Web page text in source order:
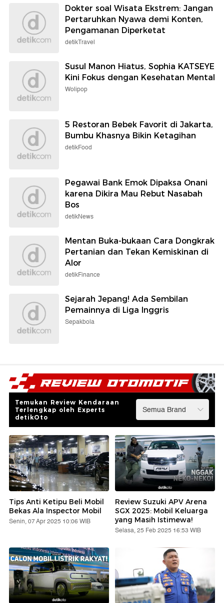
Dokter soal Wisata Ekstrem: Jangan
Pertaruhkan Nyawa demi Konten,
Pengamanan Diperketat
detikTravel
Susul Manon Hiatus, Sophia KATSEYE
Kini Fokus dengan Kesehatan Mental
Wolipop
5 Restoran Bebek Favorit di Jakarta,
Bumbu Khasnya Bikin Ketagihan
detikFood
Pegawai Bank Emok Dipaksa Onani
karena Dikira Mau Rebut Nasabah
Bos
detikNews
Mentan Buka-bukaan Cara Dongkrak
Pertanian dan Tekan Kemiskinan di
Alor
detikFinance
Sejarah Jepang! Ada Sembilan
Pemainnya di Liga Inggris
Sepakbola
Temukan Review Kendaraan
Terlengkap oleh Experts
detikOto
Tips Anti Ketipu Beli Mobil
Bekas Ala Inspector Mobil
Senin, 07 Apr 2025 10:06 WIB
Review Suzuki APV Arena
SGX 2025: Mobil Keluarga
yang Masih Istimewa!
Selasa, 25 Feb 2025 16:53 WIB